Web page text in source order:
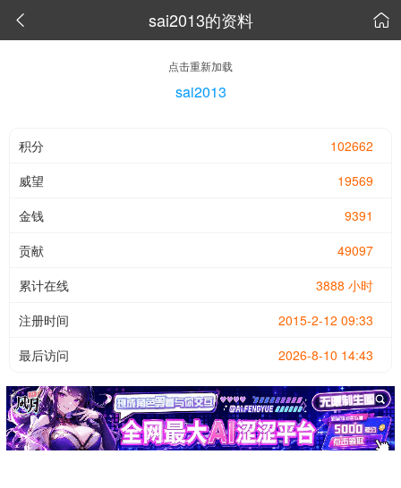
 sai2013的资料 
点击重新加载
sai2013
102662
积分
19569
威望
9391
金钱
49097
贡献
3888 小时
累计在线
2015-2-12 09:33
注册时间
2026-8-10 14:43
最后访问